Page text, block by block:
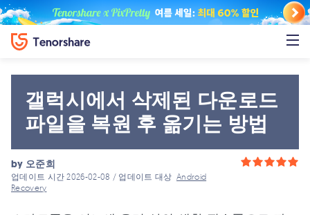
갤럭시에서 삭제된 다운로드
파일을 복원 후 옮기는 방법
by 오준희
업데이트 시간 2026-02-08 / 업데이트 대상Android
Recovery